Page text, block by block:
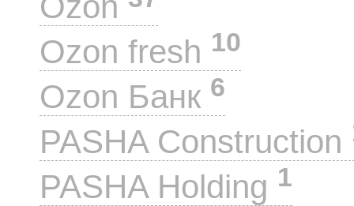
Ozon fresh 10
Ozon Банк 6
PASHA Construction
PASHA Holding 1